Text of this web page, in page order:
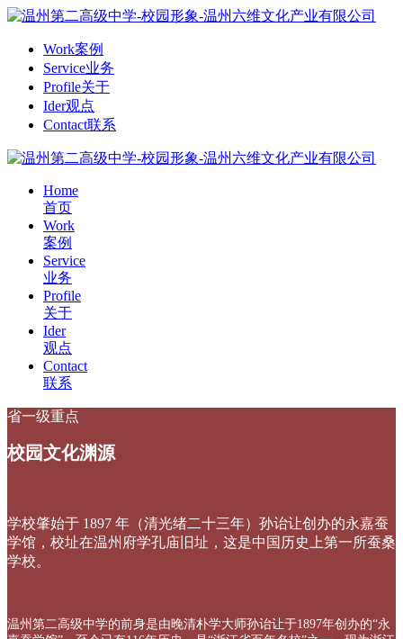
Work案例
Service业务
Profile关于
Ider观点
Contact联系
Home
首页
Work
案例
Service
业务
Profile
关于
Ider
观点
Contact
联系
省一级重点
校园文化渊源
学校肇始于 1897 年（清光绪二十三年）孙诒让创办的永嘉蚕
学馆，校址在温州府学孔庙旧址，这是中国历史上第一所蚕桑
学校。
温州第二高级中学的前身是由晚清朴学大师孙诒让于1897年创办的“永